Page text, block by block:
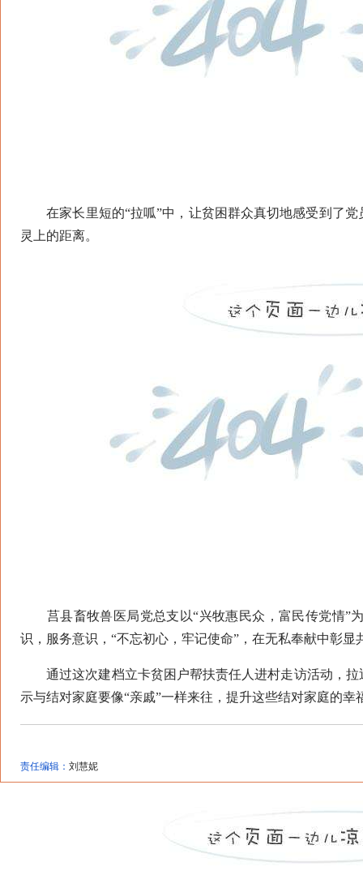
在家长里短的“拉呱”中，让贫困群众真切地感受到了党
灵上的距离。
莒县畜牧兽医局党总支以“兴牧惠民众，富民传党情”
识，服务意识，“不忘初心，牢记使命”，在无私奉献中彰显
通过这次建档立卡贫困户帮扶责任人进村走访活动，拉
示与结对家庭要像“亲戚”一样来往，提升这些结对家庭的
责任编辑： 刘慧妮